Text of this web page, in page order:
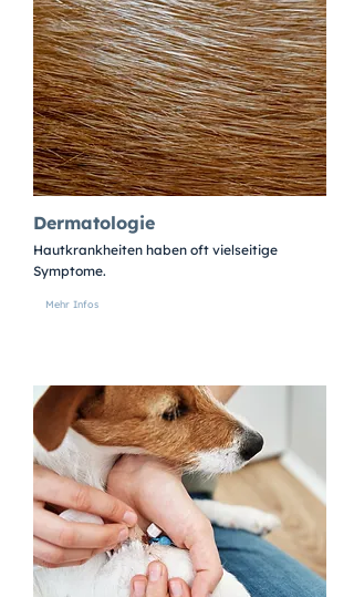
Dermatologie
Hautkrankheiten haben oft vielseitige
Symptome.
Mehr Infos